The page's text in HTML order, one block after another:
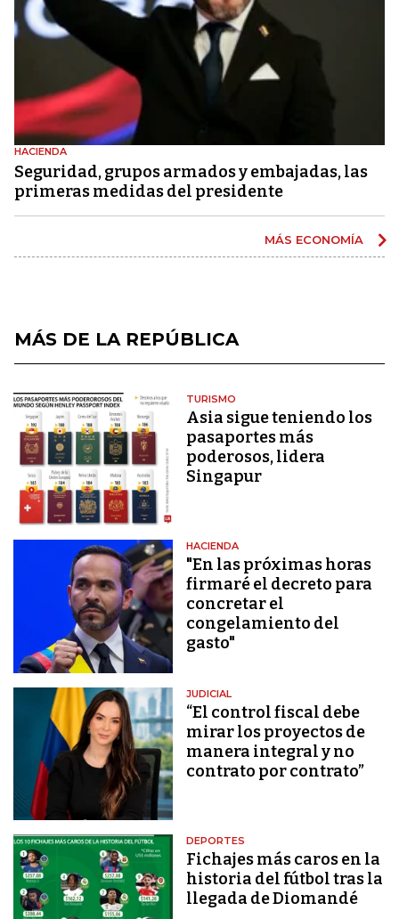
HACIENDA
Seguridad, grupos armados y embajadas, las
primeras medidas del presidente
MÁS ECONOMÍA
MÁS DE LA REPÚBLICA
TURISMO
Asia sigue teniendo los
pasaportes más
poderosos, lidera
Singapur
HACIENDA
"En las próximas horas
firmaré el decreto para
concretar el
congelamiento del
gasto"
JUDICIAL
“El control fiscal debe
mirar los proyectos de
manera integral y no
contrato por contrato”
DEPORTES
Fichajes más caros en la
historia del fútbol tras la
llegada de Diomandé